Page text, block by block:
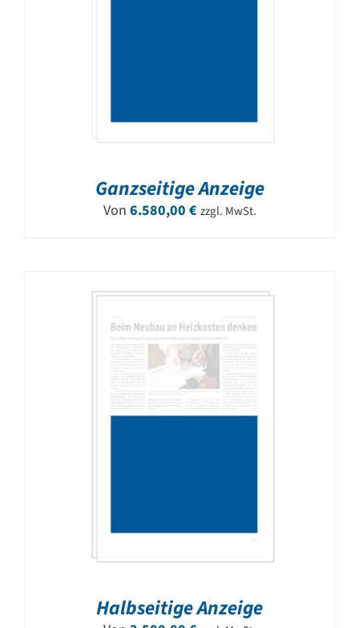
Ganzseitige Anzeige
Von 6.580,00 € zzgl. MwSt.
Halbseitige Anzeige